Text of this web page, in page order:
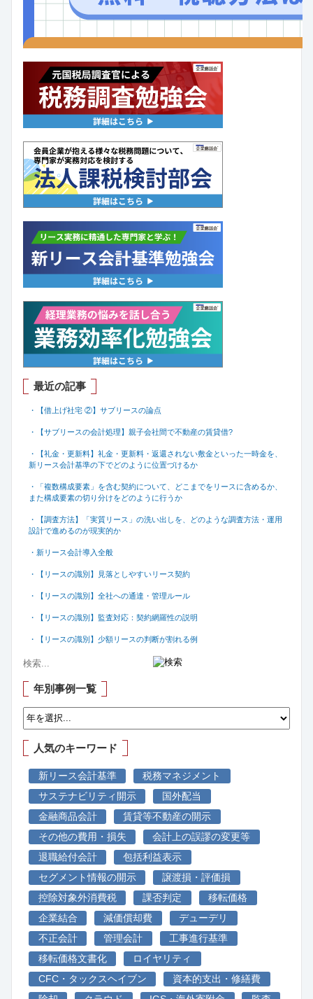
最近の記事
・【借上げ社宅 ②】サブリースの論点
・【サブリースの会計処理】親子会社間で不動産の賃貸借?
・【礼金・更新料】礼金・更新料・返還されない敷金といった一時金を、
新リース会計基準の下でどのように位置づけるか
・「複数構成要素」を含む契約について、どこまでをリースに含めるか、
また構成要素の切り分けをどのように行うか
・【調査方法】「実質リース」の洗い出しを、どのような調査方法・運用
設計で進めるのが現実的か
・新リース会計導入全般
・【リースの識別】見落としやすいリース契約
・【リースの識別】全社への通達・管理ルール
・【リースの識別】監査対応：契約網羅性の説明
・【リースの識別】少額リースの判断が割れる例
年別事例一覧
人気のキーワード
新リース会計基準
税務マネジメント
サステナビリティ開示
国外配当
金融商品会計
賃貸等不動産の開示
その他の費用・損失
会計上の誤謬の変更等
退職給付会計
包括利益表示
セグメント情報の開示
譲渡損・評価損
控除対象外消費税
課否判定
移転価格
企業結合
減価償却費
デューデリ
不正会計
管理会計
工事進行基準
移転価格文書化
ロイヤリティ
CFC・タックスヘイブン
資本的支出・修繕費